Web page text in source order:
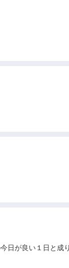
日が良い１日と成